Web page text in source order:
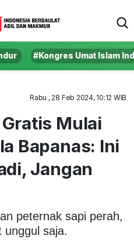
#Kongres Umat Islam
Rabu , 28 Feb 2024, 10:12 WIB
Mulai
Bapanas: Ini
Jangan
peternak sapi perah,
unggul saja.